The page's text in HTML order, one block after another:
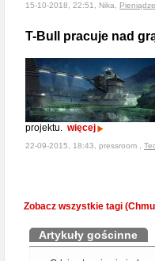
15-10-2018, 22:51, Nika, Pieniądze
T-Bull pracuje nad
projektu. więcej
22-09-2015, 18:43, pressroom ,
Zobacz wszystkie tagi
Artykuły gościnne